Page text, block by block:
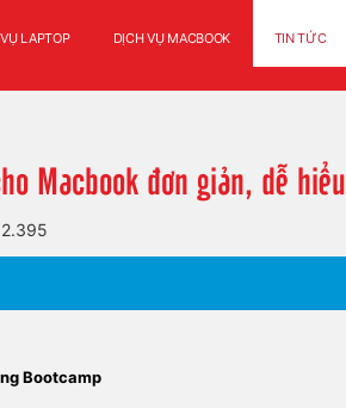
LAPTOP DỊCH VỤ MACBOOK TIN TỨC
Macbook đơn giản, dễ hiểu
Bootcamp